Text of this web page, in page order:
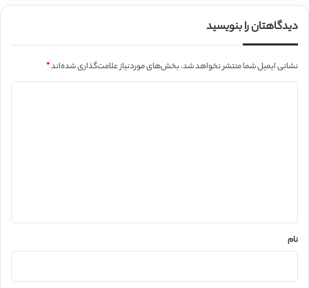
دیدگاهتان را بنویسید
نشانی ایمیل شما منتشر نخواهد شد.بخش‌های موردنیاز علامت‌گذاری شده‌اند*
نام